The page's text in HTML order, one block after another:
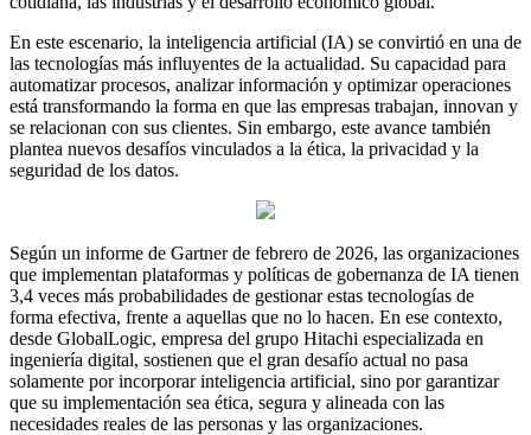
En este escenario, la inteligencia artificial (IA) se convirtió en una de
las tecnologías más influyentes de la actualidad. Su capacidad para
automatizar procesos, analizar información y optimizar operaciones
está transformando la forma en que las empresas trabajan, innovan y
se relacionan con sus clientes. Sin embargo, este avance también
plantea nuevos desafíos vinculados a la ética, la privacidad y la
seguridad de los datos.
Según un informe de Gartner de febrero de 2026, las organizaciones
que implementan plataformas y políticas de gobernanza de IA tienen
3,4 veces más probabilidades de gestionar estas tecnologías de
forma efectiva, frente a aquellas que no lo hacen. En ese contexto,
desde GlobalLogic, empresa del grupo Hitachi especializada en
ingeniería digital, sostienen que el gran desafío actual no pasa
solamente por incorporar inteligencia artificial, sino por garantizar
que su implementación sea ética, segura y alineada con las
necesidades reales de las personas y las organizaciones.